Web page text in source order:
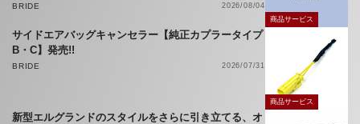
BRIDE
2026/08/04
商品サービス
サイドエアバッグキャンセラー【純正カプラータイプ
B・C】発売!!
BRIDE 2026/07/31
商品サービス
新型エルグランドのスタイルをさらに引き立てる、オ